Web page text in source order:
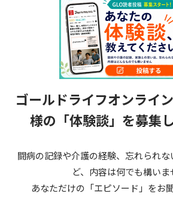
ゴールドライフオンライ
様の 「体験談」を募集
闘病の記録や介護の経験、忘れられ
ど、内容は何でも構いま
あなただけの「エピソード」をお